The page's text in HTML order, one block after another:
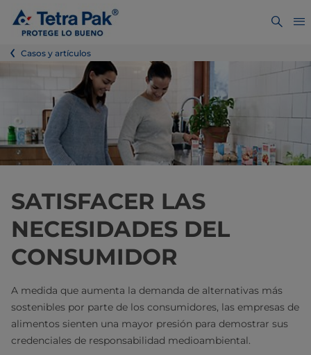
Casos y artículos
SATISFACER LAS
NECESIDADES DEL
CONSUMIDOR
A medida que aumenta la demanda de alternativas más
sostenibles por parte de los consumidores, las empresas de
alimentos sienten una mayor presión para demostrar sus
credenciales de responsabilidad medioambiental.